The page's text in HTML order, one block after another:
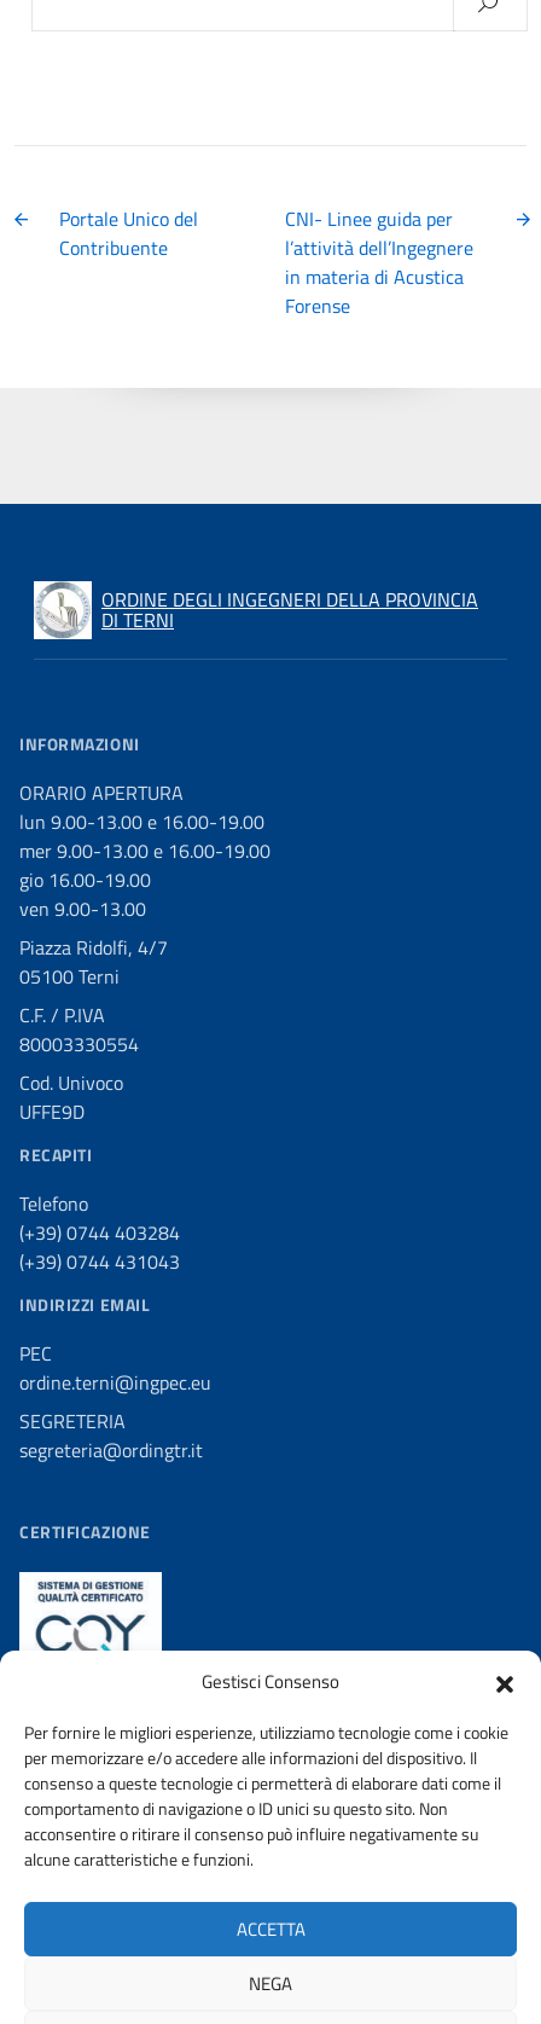
Gestisci Consenso
Per fornire le migliori esperienze, utilizziamo tecnologie come i cookie
per memorizzare e/o accedere alle informazioni del dispositivo. Il
consenso a queste tecnologie ci permetterà di elaborare dati come il
comportamento di navigazione o ID unici su questo sito. Non
acconsentire o ritirare il consenso può influire negativamente su
alcune caratteristiche e funzioni.
ACCETTA
NEGA
Portale Unico del
Contribuente
CNI- Linee guida per
l’attività dell’Ingegnere
in materia di Acustica
Forense
ORDINE DEGLI INGEGNERI DELLA PROVINCIA
DI TERNI
INFORMAZIONI
ORARIO APERTURA
lun 9.00-13.00 e 16.00-19.00
mer 9.00-13.00 e 16.00-19.00
gio 16.00-19.00
ven 9.00-13.00
Piazza Ridolfi, 4/7
05100 Terni
C.F. / P.IVA
80003330554
Cod. Univoco
UFFE9D
RECAPITI
Telefono
(+39) 0744 403284
(+39) 0744 431043
INDIRIZZI EMAIL
PEC
ordine.terni@ingpec.eu
SEGRETERIA
segreteria@ordingtr.it
CERTIFICAZIONE
AMMINISTRAZIONE TRASPARENTE PRIVACY POLICY
WHISTLEBLOWING DICHIARAZIONE DI ACCESSIBIILITA’